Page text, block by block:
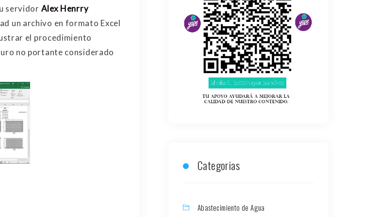
servidor Alex Henrry
un archivo en formato Excel
el procedimiento
no portante considerado
Categorias
Abastecimiento de Agua